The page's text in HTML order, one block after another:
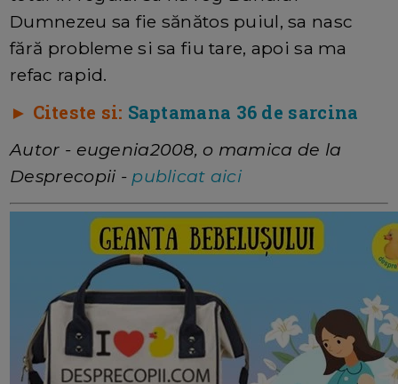
Dumnezeu sa fie sănătos puiul, sa nasc
fără probleme si sa fiu tare, apoi sa ma
refac rapid.
► Citeste si: Saptamana 36 de sarcina
Autor - eugenia2008, o mamica de la
Desprecopii - publicat aici